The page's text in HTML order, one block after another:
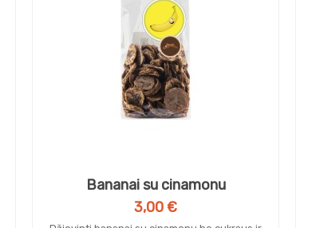
Bananai su cinamonu
3,00 €